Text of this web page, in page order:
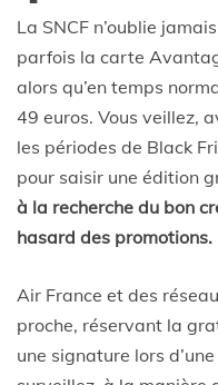
La SNCF n’oublie
parfois la carte
alors qu’en temps
49 euros. Vous veillez,
les périodes de Black
pour saisir une édition
à la recherche du bon
hasard des promotions.
Air France et des
proche, réservant la
une signature lors